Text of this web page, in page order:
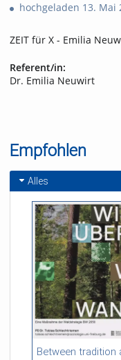
hochgeladen 13. Mai
ZEIT für X - Emilia
Referent/in:
Dr. Emilia Neuwirt
Empfohlen
Alles
54:13 duration